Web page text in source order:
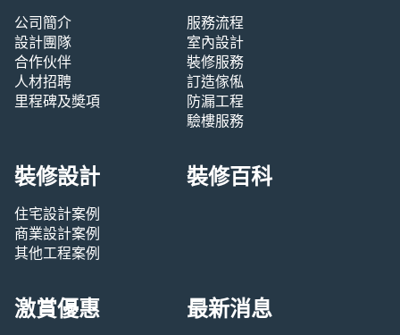
公司簡介
設計團隊
合作伙伴
人材招聘
里程碑及奬項
服務流程
室內設計
裝修服務
訂造傢俬
防漏工程
驗樓服務
裝修設計
住宅設計案例
商業設計案例
其他工程案例
裝修百科
激賞優惠 最新消息